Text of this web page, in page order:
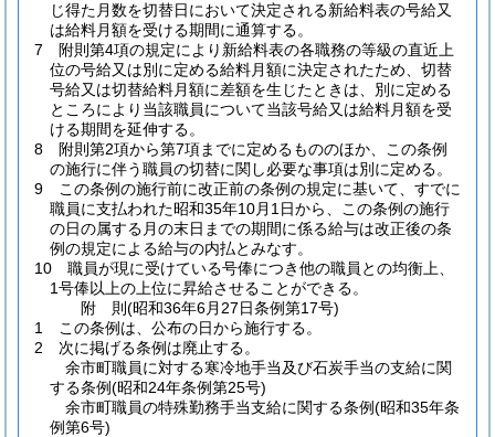
じ得た月数を切替日において決定される新給料表の号給又
は給料月額を受ける期間に通算する。
7
附則第4項の規定により新給料表の各職務の等級の直近上
位の号給又は別に定める給料月額に決定されたため、切替
号給又は切替給料月額に差額を生じたときは、別に定める
ところにより当該職員について当該号給又は給料月額を受
ける期間を延伸する。
8
附則第2項から第7項までに定めるもののほか、この条例
の施行に伴う職員の切替に関し必要な事項は別に定める。
9
この条例の施行前に改正前の条例の規定に基いて、すでに
職員に支払われた昭和35年10月1日から、この条例の施行
の日の属する月の末日までの期間に係る給与は改正後の条
例の規定による給与の内払とみなす。
10
職員が現に受けている号俸につき他の職員との均衡上、
1号俸以上の上位に昇給させることができる。
附 則(昭和36年6月27日条例第17号)
1
この条例は、公布の日から施行する。
2
次に掲げる条例は廃止する。
余市町職員に対する寒冷地手当及び石炭手当の支給に関
する条例(昭和24年条例第25号)
余市町職員の特殊勤務手当支給に関する条例(昭和35年条
例第6号)